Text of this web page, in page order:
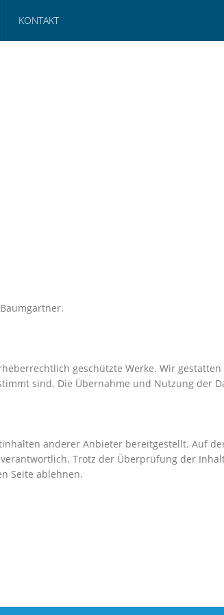
KONTAKT
geschützte Werke. Wir
sind. Die Übernahme und Nutzung der
anderer Anbieter bereitgestellt. Auf
Trotz der Überprüfung der
Seite ablehnen.